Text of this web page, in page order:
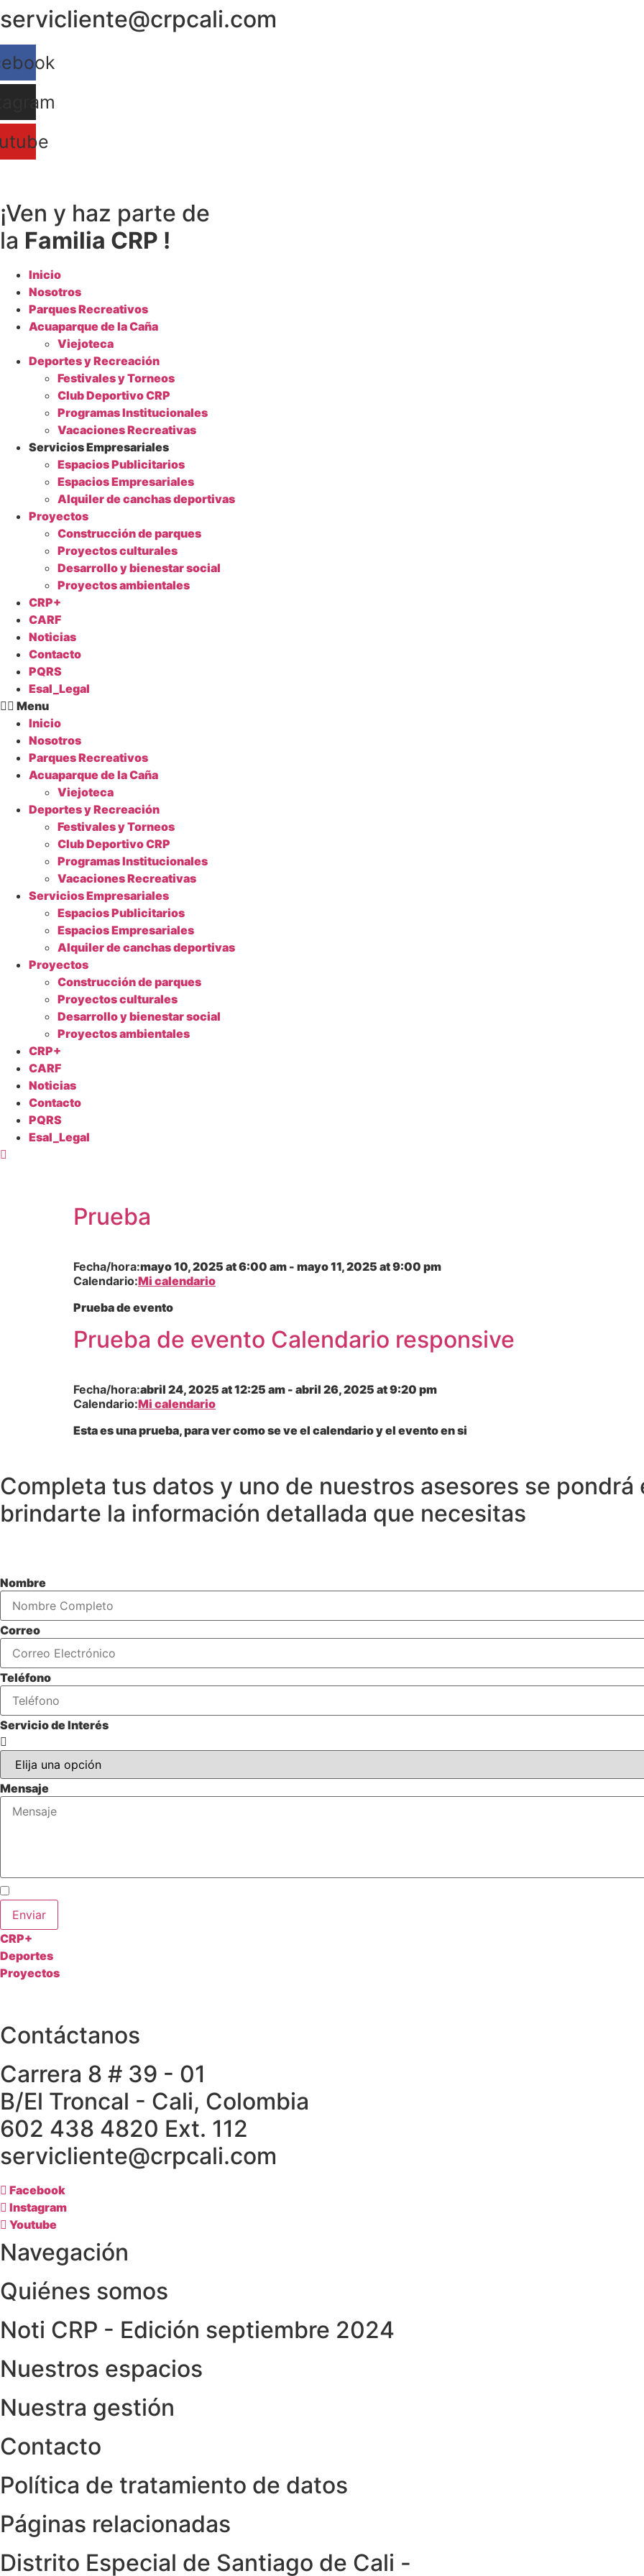
Ir
al
contenido
servicliente@crpcali.com
¡Ven y haz parte de
la Familia CRP !
Inicio
Nosotros
Parques Recreativos
Acuaparque de la Caña
Viejoteca
Deportes y Recreación
Festivales y Torneos
Club Deportivo CRP
Programas Institucionales
Vacaciones Recreativas
Servicios Empresariales
Espacios Publicitarios
Espacios Empresariales
Alquiler de canchas deportivas
Proyectos
Construcción de parques
Proyectos culturales
Desarrollo y bienestar social
Proyectos ambientales
CRP+
CARF
Noticias
Contacto
PQRS
Esal_Legal
Menu
Inicio
Nosotros
Parques Recreativos
Acuaparque de la Caña
Viejoteca
Deportes y Recreación
Festivales y Torneos
Club Deportivo CRP
Programas Institucionales
Vacaciones Recreativas
Servicios Empresariales
Espacios Publicitarios
Espacios Empresariales
Alquiler de canchas deportivas
Proyectos
Construcción de parques
Proyectos culturales
Desarrollo y bienestar social
Proyectos ambientales
CRP+
CARF
Noticias
Contacto
PQRS
Esal_Legal
Prueba
Fecha/hora:mayo 10, 2025 at6:00 am - mayo 11, 2025 at9:00 pm
Calendario:Mi calendario
Prueba de evento
Prueba de evento Calendario responsive
Fecha/hora:abril 24, 2025 at12:25 am - abril 26, 2025 at9:20 pm
Calendario:Mi calendario
Esta es una prueba, para ver como se ve el calendario y el evento en si
Completa tus datos y uno de nuestros asesores se
brindarte la información detallada que necesitas
Nombre
Correo
Teléfono
Servicio de Interés
Mensaje
Enviar
CRP+
Deportes
Proyectos
Contáctanos
Carrera 8 # 39 - 01
B/El Troncal - Cali, Colombia
602 438 4820 Ext. 112
servicliente@crpcali.com
Facebook
Instagram
Youtube
Navegación
Quiénes somos
Noti CRP - Edición septiembre 2024
Nuestros espacios
Nuestra gestión
Contacto
Política de tratamiento de datos
Páginas relacionadas
Distrito Especial de Santiago de Cali -